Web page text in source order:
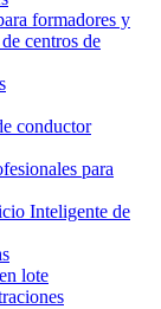
formadores y
centros de
conductor
para
Inteligente de
lote